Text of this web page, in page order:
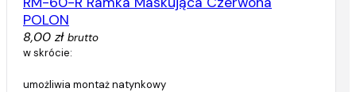
POLON
8,00 zł brutto
w skrócie:
umożliwia montaż natynkowy